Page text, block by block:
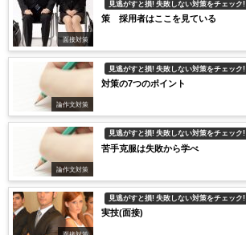
面接対策
見逃がすと損! 失敗しない対策をチェック!
策 採用者はここを見ている
論作文対策
見逃がすと損! 失敗しない対策をチェック!
対策の7つのポイント
論作文対策
見逃がすと損! 失敗しない対策をチェック!
苦手克服は失敗から学べ
見逃がすと損! 失敗しない対策をチェック!
実技(面接)